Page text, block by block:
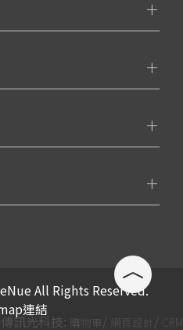
All Rights Reserved.
連結
傳訊光科技: 購物車 / 網頁設計 / CRM